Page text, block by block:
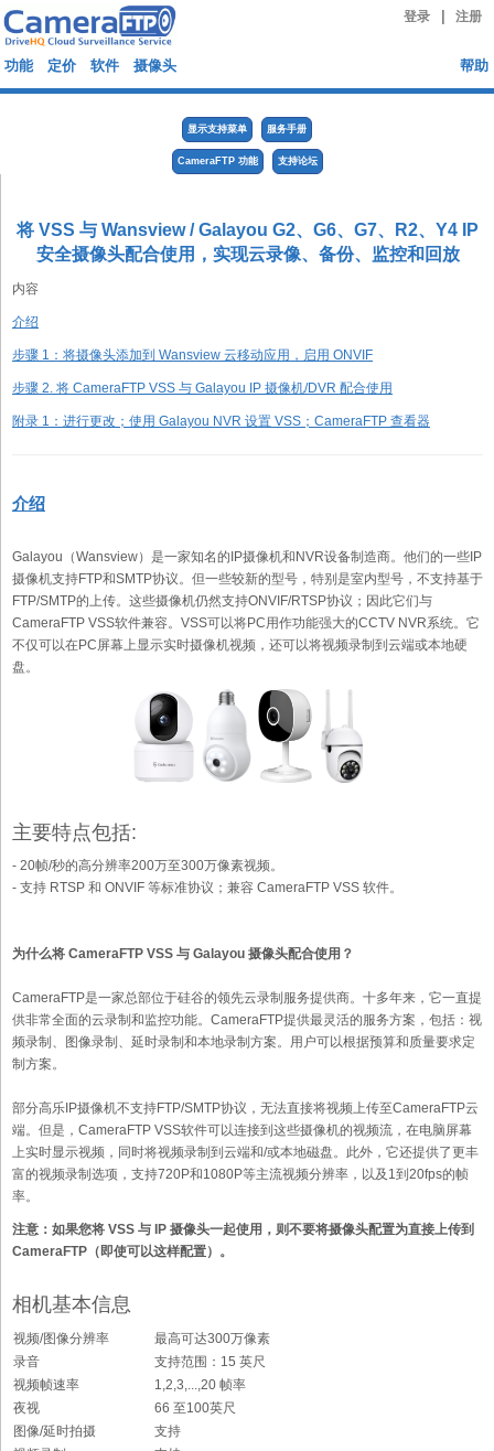
登录 注册
功能 定价 软件 摄像头 帮助
显示支持菜单 服务手册
CameraFTP 功能 支持论坛
将 VSS 与 Wansview / Galayou G2、G6、G7、R2、Y4 IP
安全摄像头配合使用，实现云录像、备份、监控和回放
内容
介绍
步骤 1：将摄像头添加到 Wansview 云移动应用，启用 ONVIF
步骤 2. 将 CameraFTP VSS 与 Galayou IP 摄像机/DVR 配合使用
附录 1：进行更改；使用 Galayou NVR 设置 VSS；CameraFTP 查看器
介绍
Galayou（Wansview）是一家知名的IP摄像机和NVR设备制造商。他们的一些IP
摄像机支持FTP和SMTP协议。但一些较新的型号，特别是室内型号，不支持基于
FTP/SMTP的上传。这些摄像机仍然支持ONVIF/RTSP协议；因此它们与
CameraFTP VSS软件兼容。VSS可以将PC用作功能强大的CCTV NVR系统。它
不仅可以在PC屏幕上显示实时摄像机视频，还可以将视频录制到云端或本地硬
盘。
主要特点包括:
- 20帧/秒的高分辨率200万至300万像素视频。
- 支持 RTSP 和 ONVIF 等标准协议；兼容 CameraFTP VSS 软件。
为什么将 CameraFTP VSS 与 Galayou 摄像头配合使用？
CameraFTP是一家总部位于硅谷的领先云录制服务提供商。十多年来，它一直提
供非常全面的云录制和监控功能。CameraFTP提供最灵活的服务方案，包括：视
频录制、图像录制、延时录制和本地录制方案。用户可以根据预算和质量要求定
制方案。
部分高乐IP摄像机不支持FTP/SMTP协议，无法直接将视频上传至CameraFTP云
端。但是，CameraFTP VSS软件可以连接到这些摄像机的视频流，在电脑屏幕
上实时显示视频，同时将视频录制到云端和/或本地磁盘。此外，它还提供了更丰
富的视频录制选项，支持720P和1080P等主流视频分辨率，以及1到20fps的帧
率。
注意：如果您将 VSS 与 IP 摄像头一起使用，则不要将摄像头配置为直接上传到
CameraFTP（即使可以这样配置）。
相机基本信息
视频/图像分辨率
最高可达300万像素
录音
支持范围：15 英尺
视频帧速率
1,2,3,...,20 帧率
夜视
66 至100英尺
图像/延时拍摄
支持